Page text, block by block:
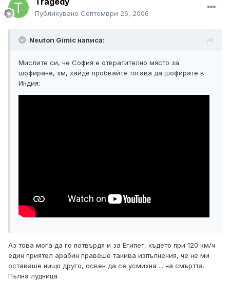
Публикувано Септември 26, 2006
Neuton Gimic написа:
Мислите си, че София е отвратително място за
шофиране, хм, хайде пробвайте тогава да шофирате в
Индия:
Аз това мога да го потвърдя и за Египет, където при 120 км/ч
един приятел арабин правеше такива изпълнения, че не ми
оставаше нищо друго, освен да се усмихна ... на смъртта.
Пълна лудница.